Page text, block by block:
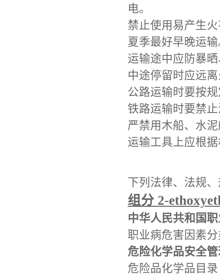
电。
禁止使用易产生
夏季最好早晚运
运输途中应防暴
中途停留时应远
公路运输时要按
铁路运输时要禁
严禁用木船、水
运输工具上应根
下列法律、法规
组分 2-
中华人民共和国
职业病危害因素
危险化学品安全
危险品化学品目